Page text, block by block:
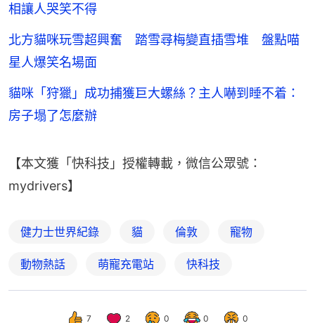
相讓人哭笑不得
北方貓咪玩雪超興奮 踏雪尋梅變直插雪堆 盤點喵
星人爆笑名場面
貓咪「狩獵」成功捕獲巨大螺絲？主人嚇到睡不着：
房子塌了怎麼辦
【本文獲「快科技」授權轉載，微信公眾號：
mydrivers】
健力士世界紀錄 貓 倫敦 寵物
動物熱話 萌寵充電站 快科技
7 2 0 0 0